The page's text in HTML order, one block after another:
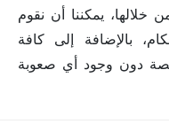
يمكننا أن نقوم
بالإضافة إلى كافة
دون وجود أي صعوبة